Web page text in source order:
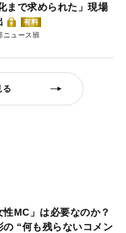
で求められた」現場
有料
ニュース班
る
MC」は必要なのか？
の “何も残らないコメン